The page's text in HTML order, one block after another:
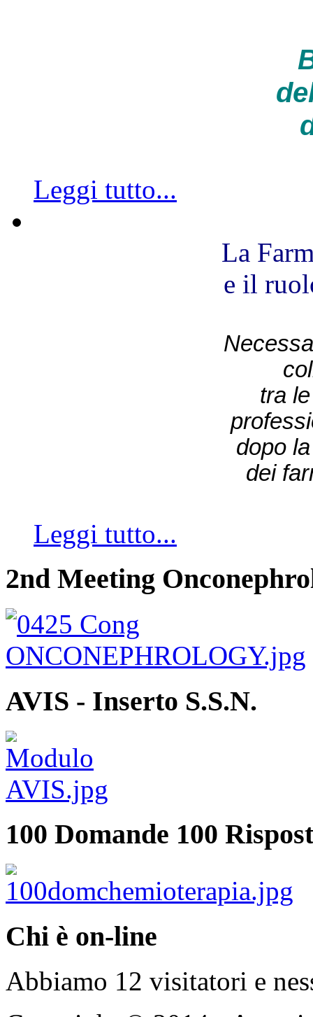
Leggi tutto...
La
e il
tra
dopo
dei
Leggi tutto...
2nd Meeting
AVIS - Inserto S.S.N.
100 Domande 100
Chi è on-line
Abbiamo 12 visitatori e